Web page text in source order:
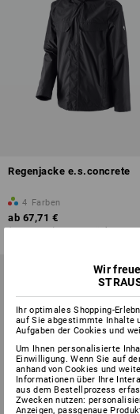
Regenjacke e.s.concrete
4 Farben
ab 67,71 €
(m. MwSt.) ab 10 Stück
Wir
Ihr optimales Shopping-
auf Sie abgestimmte Inhalte
Aufgaben der Cookies und
Um Ihnen personalisierte
Einwilligung. Wenn Sie auf
anhand von Cookies und
Informationen über Ihre
aus dem Bestellprozess
Zwecken nutzen:
Anzeigen, passgenaue